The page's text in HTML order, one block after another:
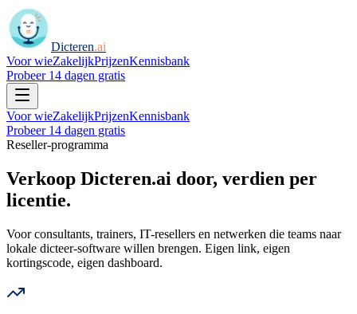
Dicteren.ai
Voor wieZakelijkPrijzenKennisbank
Probeer 14 dagen gratis
Voor wieZakelijkPrijzenKennisbank
Probeer 14 dagen gratis
Reseller-programma
Verkoop Dicteren.ai door, verdien per
licentie.
Voor consultants, trainers, IT-resellers en netwerken die teams naar
lokale dicteer-software willen brengen. Eigen link, eigen
kortingscode, eigen dashboard.